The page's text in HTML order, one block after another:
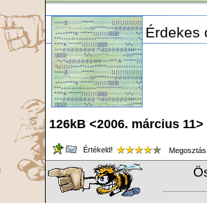
Érdekes
126kB <2006. március
Értékeld!